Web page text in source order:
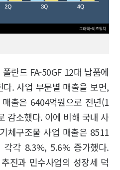
란드 FA-50GF 12대 납품에
. 사업 부문별 매출을 보면,
출은 6404억원으로 전년(1
감소했다. 이에 비해 국내 사
체구조물 사업 매출은 8511
각각 8.3%, 5.6% 증가했다.
진과 민수사업의 성장세 덕